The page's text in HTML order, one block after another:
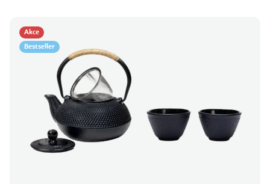
Akce
Bestseller